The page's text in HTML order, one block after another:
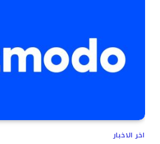
اخر الاخبار